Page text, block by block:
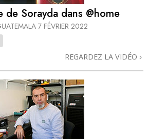
de Sorayda dans @home
7 FÉVRIER 2022
REGARDEZ LA VIDÉO